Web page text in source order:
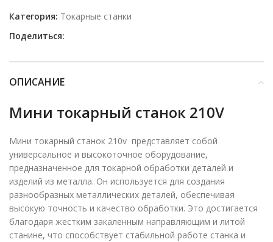
Категория: Токарные станки
Поделиться:
ОПИСАНИЕ
Мини токарный станок 210V
Мини токарный станок 210v представляет собой
универсальное и высокоточное оборудование,
предназначенное для токарной обработки деталей и
изделий из металла. Он используется для создания
разнообразных металлических деталей, обеспечивая
высокую точность и качество обработки. Это достигается
благодаря жестким закаленным направляющим и литой
станине, что способствует стабильной работе станка и